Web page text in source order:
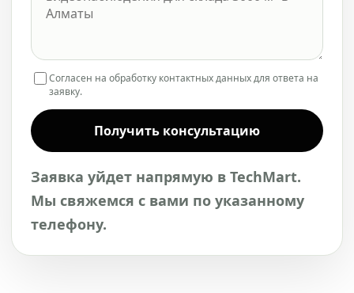
Согласен на обработку контактных данных для ответа на
заявку.
Получить консультацию
Заявка уйдет напрямую в TechMart.
Мы свяжемся с вами по указанному
телефону.